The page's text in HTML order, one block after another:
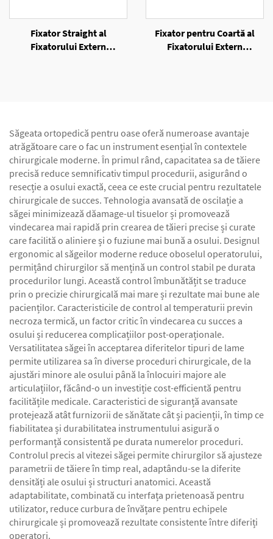
Fixator Straight al
Fixatorului Extern
Fixator pentru Coartă al
Fixatorului Extern
Săgeata ortopedică pentru oase oferă numeroase avantaje
atrăgătoare care o fac un instrument esențial în contextele
chirurgicale moderne. În primul rând, capacitatea sa de tăiere
precisă reduce semnificativ timpul procedurii, asigurând o
resecție a osului exactă, ceea ce este crucial pentru rezultatele
chirurgicale de succes. Tehnologia avansată de oscilație a
săgei minimizează dăamage-ul tisuelor și promovează
vindecarea mai rapidă prin crearea de tăieri precise și curate
care facilită o aliniere și o fuziune mai bună a osului. Designul
ergonomic al săgeilor moderne reduce oboselul operatorului,
permițând chirurgilor să mențină un control stabil pe durata
procedurilor lungi. Această control îmbunătățit se traduce
prin o precizie chirurgicală mai mare și rezultate mai bune ale
pacienților. Caracteristicile de control al temperaturii previn
necroza termică, un factor critic în vindecarea cu succes a
osului și reducerea complicațiilor post-operaționale.
Versatilitatea săgei în acceptarea diferitelor tipuri de lame
permite utilizarea sa în diverse proceduri chirurgicale, de la
ajustări minore ale osului până la înlocuiri majore ale
articulațiilor, făcând-o un investiție cost-efficientă pentru
facilitățile medicale. Caracteristici de siguranță avansate
protejează atât furnizorii de sănătate cât și pacienții, în timp ce
fiabilitatea și durabilitatea instrumentului asigură o
performanță consistentă pe durata numerelor proceduri.
Controlul precis al vitezei săgei permite chirurgilor să ajusteze
parametrii de tăiere în timp real, adaptându-se la diferite
densități ale osului și structuri anatomici. Această
adaptabilitate, combinată cu interfața prietenoasă pentru
utilizator, reduce curbura de învățare pentru echipele
chirurgicale și promovează rezultate consistente între diferiți
operatori.